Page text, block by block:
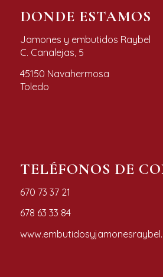
DONDE ESTAMOS
Jamones y embutidos Raybel
C. Canalejas, 5
45150 Navahermosa
Toledo
TELÉFONOS DE
670 73 37 21
678 63 33 84